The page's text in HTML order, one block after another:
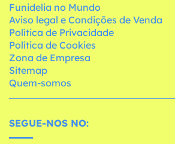
Funidelia no Mundo
Aviso legal e Condições de Venda
Política de Privacidade
Política de Cookies
Zona de Empresa
Sitemap
Quem-somos
SEGUE-NOS NO: